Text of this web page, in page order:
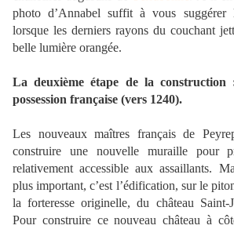
photo d’Annabel suffit à vous suggérer
lorsque les derniers rayons du couchant
belle lumière orangée.
La deuxième étape de la
possession française (vers 1240).
Les nouveaux maîtres français de
construire une nouvelle muraille pour
relativement accessible aux assaillants.
plus important, c’est l’édification, sur le
la forteresse originelle, du château Saint-
Pour construire ce nouveau château à